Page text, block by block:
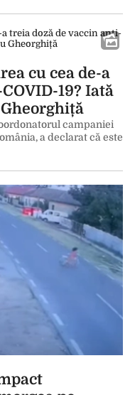
cu cea de-a
19? Iată
campaniei
a declarat că este